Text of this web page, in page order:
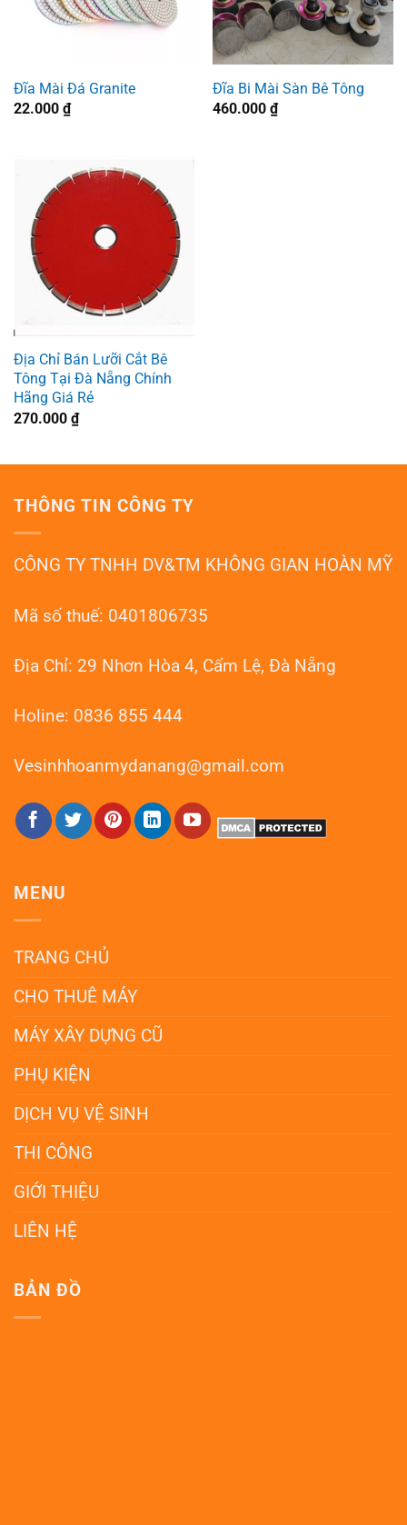
Đĩa Mài Đá Granite
22.000 ₫
Đĩa Bi Mài Sàn Bê Tông
460.000 ₫
Địa Chỉ Bán Lưỡi Cắt Bê
Tông Tại Đà Nẵng Chính
Hãng Giá Rẻ
270.000 ₫
THÔNG TIN CÔNG TY
CÔNG TY TNHH DV&TM KHÔNG GIAN HOÀN MỸ
Mã số thuế: 0401806735
Địa Chỉ: 29 Nhơn Hòa 4, Cẩm Lệ, Đà Nẵng
Holine: 0836 855 444
Vesinhhoanmydanang@gmail.com
MENU
TRANG CHỦ
CHO THUÊ MÁY
MÁY XÂY DỰNG CŨ
PHỤ KIỆN
DỊCH VỤ VỆ SINH
THI CÔNG
GIỚI THIỆU
LIÊN HỆ
BẢN ĐỒ